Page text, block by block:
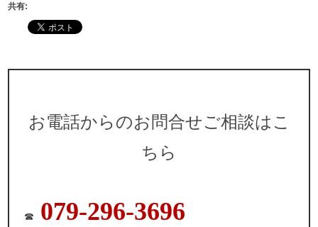
共有:
お電話からのお問合せご相談はこ
ちら
☎ 079-296-3696